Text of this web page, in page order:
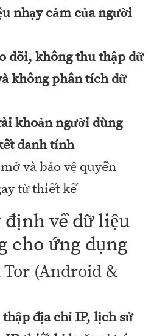
nhạy cảm của người
dõi, không thu thập dữ
không phân tích dữ
khoản người dùng
danh tính
và bảo vệ quyền
từ thiết kế
định về dữ liệu
cho ứng dụng
(Android &
địa chỉ IP, lịch sử